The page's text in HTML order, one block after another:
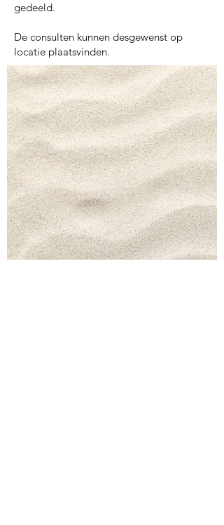
gedeeld.
De consulten kunnen desgewenst op
locatie plaatsvinden.